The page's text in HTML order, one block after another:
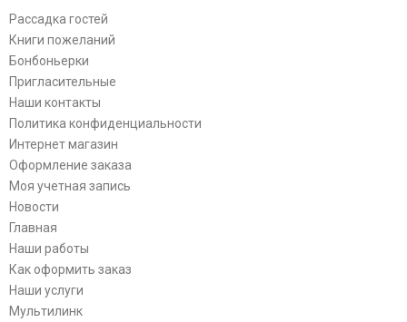
Рассадка гостей
Книги пожеланий
Бонбоньерки
Пригласительные
Наши контакты
Политика конфиденциальности
Интернет магазин
Оформление заказа
Моя учетная запись
Новости
Главная
Наши работы
Как оформить заказ
Наши услуги
Мультилинк